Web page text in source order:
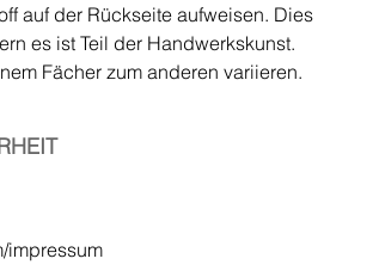
auf der Rückseite aufweisen. Dies
es ist Teil der Handwerkskunst.
Fächer zum anderen variieren.
impressum